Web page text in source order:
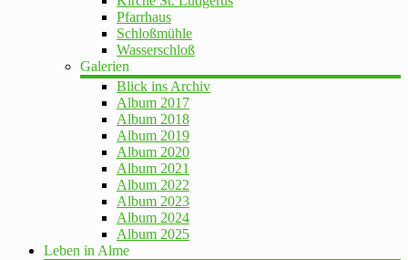
Pfarrhaus
Schloßmühle
Wasserschloß
Galerien
Blick ins Archiv
Album 2017
Album 2018
Album 2019
Album 2020
Album 2021
Album 2022
Album 2023
Album 2024
Album 2025
Leben in Alme